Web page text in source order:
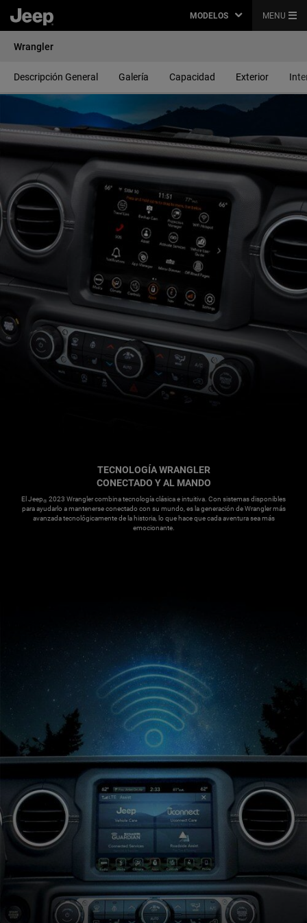
MODELOS MENU
Wrangler
Descripción General Galería Capacidad Exterior
TECNOLOGÍA WRANGLER
CONECTADO Y AL MANDO
El Jeep® 2023 Wrangler combina tecnología clásica e intuitiva. Con sistemas disponibles
para ayudarlo a mantenerse conectado con su mundo, es la generación de Wrangler más
avanzada tecnológicamente de la historia, lo que hace que cada aventura sea más
emocionante.